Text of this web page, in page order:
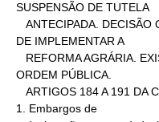
SUSPENSÃO DE TUTELA
DE IMPLEMENTAR A
ORDEM PÚBLICA.
1. Embargos de